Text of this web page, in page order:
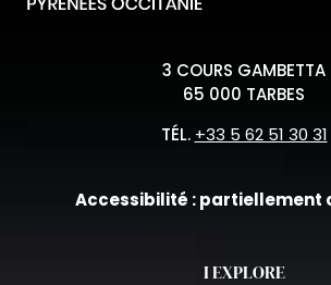
3 COURS GAMBETTA
65 000 TARBES
TÉL. +33 5 62 51 30 31
Accessibilité : partiellement
I EXPLORE